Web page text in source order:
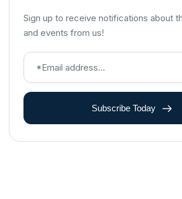
Sign up to receive notifications about
and events from us!
Subscribe Today